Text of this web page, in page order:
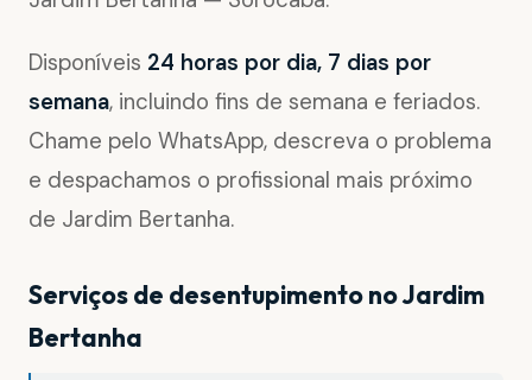
Disponíveis 24 horas por dia, 7 dias por
semana, incluindo fins de semana e feriados.
Chame pelo WhatsApp, descreva o problema
e despachamos o profissional mais próximo
de Jardim Bertanha.
Serviços de desentupimento no Jardim
Bertanha